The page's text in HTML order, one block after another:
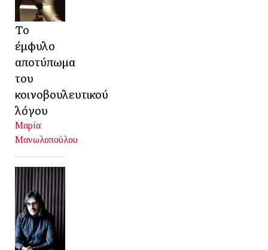
Το
έμφυλο
αποτύπωμα
του
κοινοβουλευτικού
λόγου
Μαρία
Μανωλοπούλου